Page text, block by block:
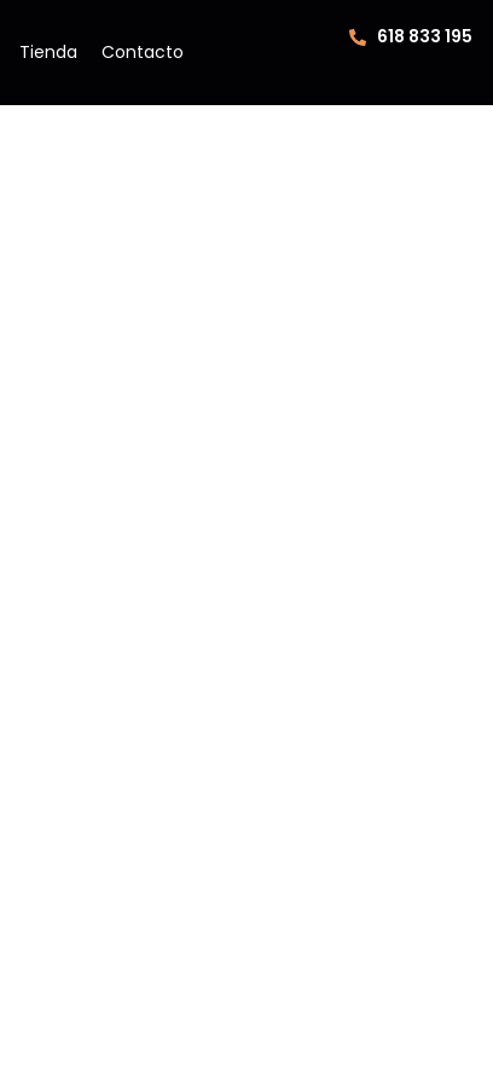
Tienda Contacto
618 833 195